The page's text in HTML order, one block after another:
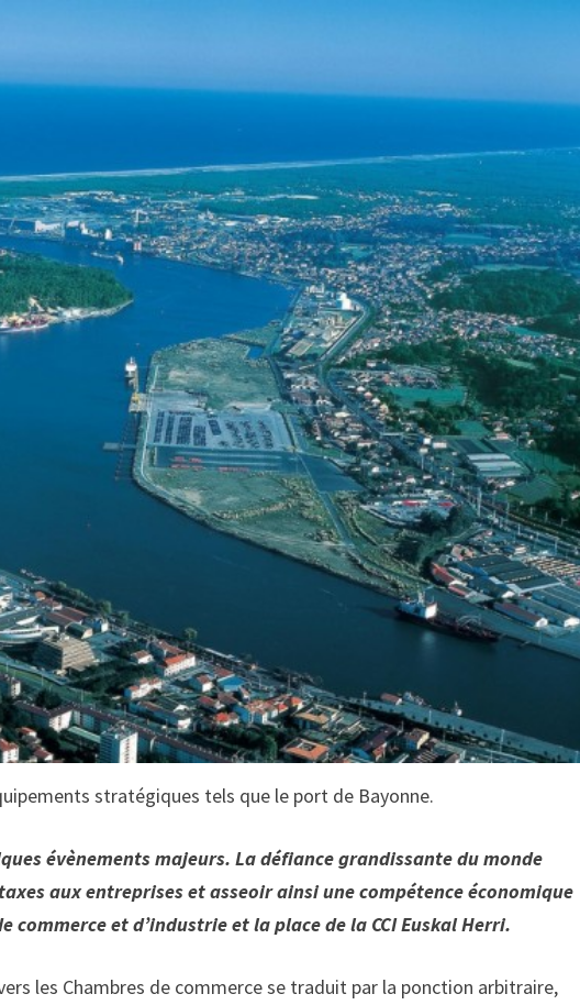
stratégiques tels que le port de Bayonne.
évènements majeurs. La défiance grandissante du monde
aux entreprises et asseoir ainsi une compétence économique
commerce et d’industrie et la place de la CCI Euskal Herri.
les Chambres de commerce se traduit par la ponction arbitraire,